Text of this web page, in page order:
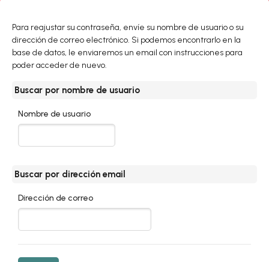
Para reajustar su contraseña, envíe su nombre de usuario o su
dirección de correo electrónico. Si podemos encontrarlo en la
base de datos, le enviaremos un email con instrucciones para
poder acceder de nuevo.
Buscar por nombre de usuario
Buscar por nombre de usuario
Nombre de usuario
Buscar por dirección email
Buscar por dirección email
Dirección de correo